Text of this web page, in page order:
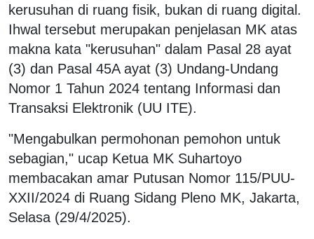
kerusuhan di ruang fisik, bukan di ruang digital.
Ihwal tersebut merupakan penjelasan MK atas
makna kata "kerusuhan" dalam Pasal 28 ayat
(3) dan Pasal 45A ayat (3) Undang-Undang
Nomor 1 Tahun 2024 tentang Informasi dan
Transaksi Elektronik (UU ITE).
"Mengabulkan permohonan pemohon untuk
sebagian," ucap Ketua MK Suhartoyo
membacakan amar Putusan Nomor 115/PUU-
XXII/2024 di Ruang Sidang Pleno MK, Jakarta,
Selasa (29/4/2025).